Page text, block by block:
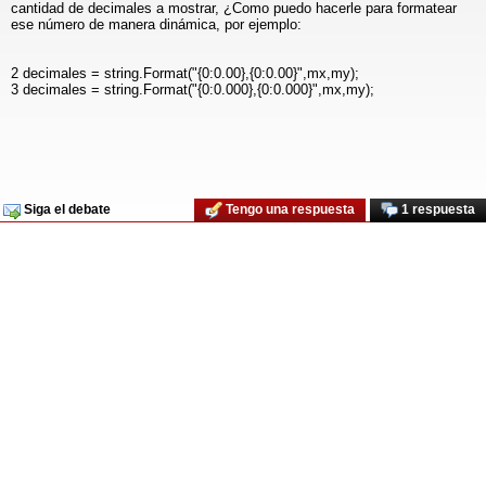
cantidad de decimales a mostrar, ¿Como puedo hacerle para formatear
ese número de manera dinámica, por ejemplo:
2 decimales = string.Format("{0:0.00},{0:0.00}",mx,my);
3 decimales = string.Format("{0:0.000},{0:0.000}",mx,my);
Siga el debate 1 respuesta
Tengo una respuesta